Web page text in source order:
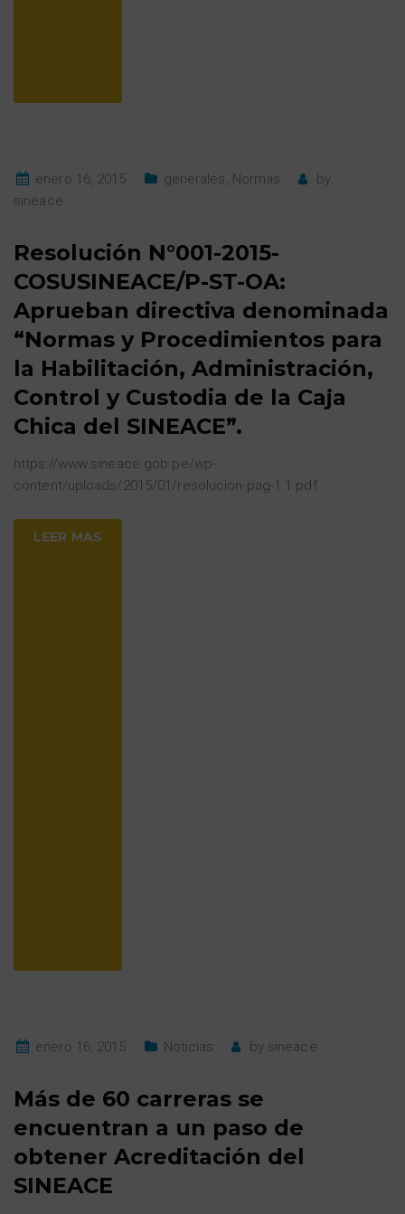
enero 16, 2015 generales, Normas
by
sineace
Resolución N°001-2015-
COSUSINEACE/P-ST-OA:
Aprueban directiva denominada
“Normas y Procedimientos para
la Habilitación, Administración,
Control y Custodia de la Caja
Chica del SINEACE”.
https://www.sineace.gob.pe/wp-
content/uploads/2015/01/resolucion-pag-1.1.pdf
LEER MAS
enero 16, 2015 Noticias by sineace
Más de 60 carreras se
encuentran a un paso de
obtener Acreditación del
SINEACE